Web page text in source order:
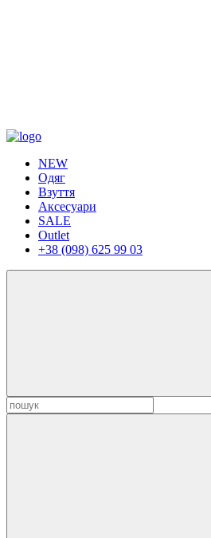
NEW
Одяг
Взуття
Аксесуари
SALE
Outlet
+38 (098) 625 99 03